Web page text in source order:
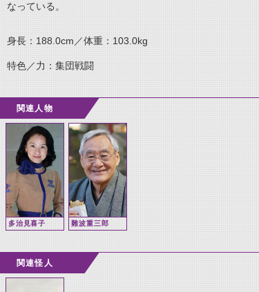
なっている。
身長：188.0cm／体重：103.0kg
特色／力：集団戦闘
関連人物
多治見喜子 難波重三郎
関連怪人